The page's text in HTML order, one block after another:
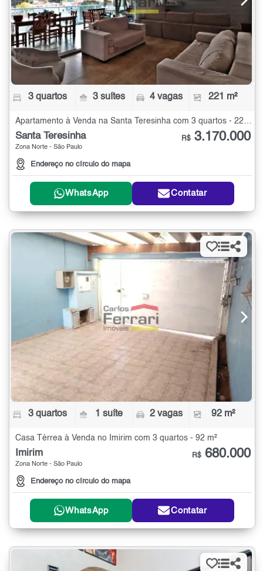
3 quartos 3 suítes 4 vagas 221 m²
Santa Teresinha
Zona Norte - São Paulo
Endereço no círculo do mapa
R$ 3.170.000
WhatsApp Contatar
3 quartos 1 suíte 2 vagas 92 m²
Casa Térrea à Venda no Imirim com 3 quartos - 92 m²
Imirim
Zona Norte - São Paulo
Endereço no círculo do mapa
R$ 680.000
WhatsApp Contatar